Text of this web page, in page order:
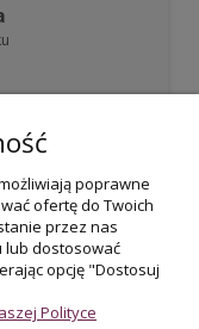
zł
poprawne
ofertę do Twoich
przez nas
lub dostosować
opcję "Dostosuj
Polityce